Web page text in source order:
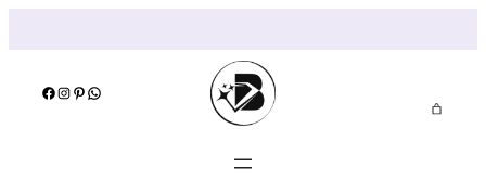
contenido
Facebook Instagram Pinterest WhatsApp